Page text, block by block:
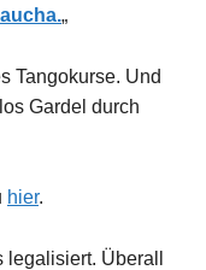
„
Tangokurse. Und
Gardel durch
hier.
Überall